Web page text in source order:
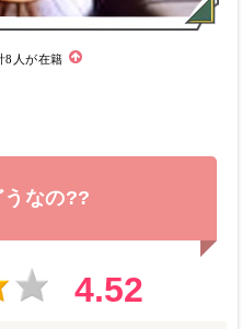
8人が在籍
うなの??
4.52